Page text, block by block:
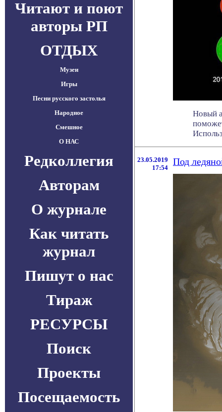
Читают и поют
авторы РП
ОТДЫХ
Музеи
Игры
Песни русского застолья
Народное
Смешное
О НАС
Редколлегия
Авторам
О журнале
Как читать
журнал
Пишут о нас
Тираж
РЕСУРСЫ
Поиск
Проекты
Посещаемость
Новый
23.05.2019
17:54
Под